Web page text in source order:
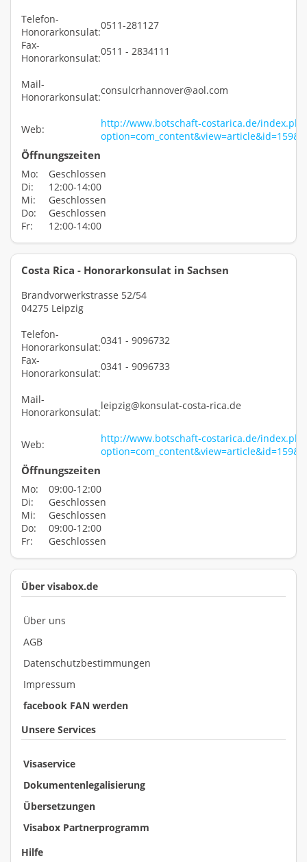
Telefon-
Honorarkonsulat:
0511-281127
Fax-
Honorarkonsulat:
0511 - 2834111
Mail-
Honorarkonsulat:
consulcrhannover@aol.com
Web:
http://www.botschaft-costarica.de/
Öffnungszeiten
Mo:
Geschlossen
Di:
12:00-14:00
Mi:
Geschlossen
Do:
Geschlossen
Fr:
12:00-14:00
Costa Rica - Honorarkonsulat in Sachsen
Brandvorwerkstrasse 52/54
04275 Leipzig
Telefon-
Honorarkonsulat:
0341 - 9096732
Fax-
Honorarkonsulat:
0341 - 9096733
Mail-
Honorarkonsulat:
leipzig@konsulat-costa-rica.de
Web:
http://www.botschaft-costarica.de/
Öffnungszeiten
Mo:
09:00-12:00
Di:
Geschlossen
Mi:
Geschlossen
Do:
09:00-12:00
Fr:
Geschlossen
Über visabox.de
Über uns
AGB
Datenschutzbestimmungen
Impressum
facebook FAN werden
Unsere Services
Visaservice
Dokumentenlegalisierung
Übersetzungen
Visabox Partnerprogramm
Hilfe